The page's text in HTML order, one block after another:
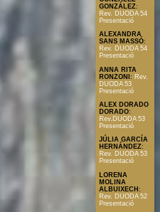
GONZÁLEZ:
Rev. DUODA 54
Presentació
ALEXANDRA
SANS MASSÓ:
Rev. DUODA 54
Presentació
ANNA RITA
RONZONI : Rev.
DUODA 53
Presentació
ALEX DORADO
DORADO:
Rev.DUODA 53
Presentació
JÚLIA GARCÍA
HERNÁNDEZ:
Rev. DUODA 53
Presentació
LORENA
MOLINA
ALBUIXECH :
Rev. DUODA 52
Presentació